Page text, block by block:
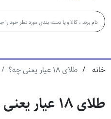
خانه طلای 18 عیار یعنی چه؟
طلای 18 عیار یعنی چه؟